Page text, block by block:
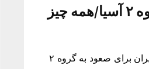
صعود به گروه ۲ آسیا/همه چیز
راه هموار تنیس ایران برای صعود به گروه ۲